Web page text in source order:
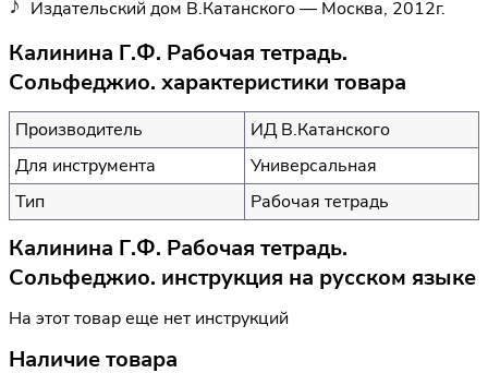
Издательский дом В.Катанского — Москва, 2012г.
Калинина Г.Ф. Рабочая тетрадь.
Сольфеджио. характеристики товара
Производитель
ИД В.Катанского
Для инструмента
Универсальная
Тип
Рабочая тетрадь
Калинина Г.Ф. Рабочая тетрадь.
Сольфеджио. инструкция на русском языке
На этот товар еще нет инструкций
Наличие товара